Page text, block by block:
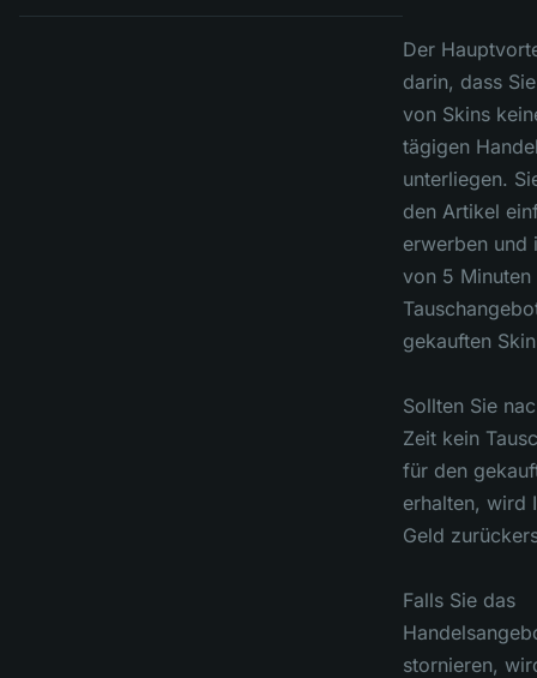
Der
darin, dass
von Skins
tägigen
unterliegen.
den Artikel
erwerben und
von 5 Minuten
gekauften
Sollten Sie
Zeit kein
für den
erhalten, wird
Geld
Falls Sie das
stornieren,